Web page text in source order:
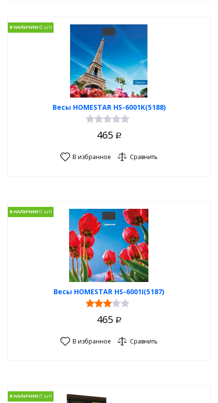
Весы HOMESTAR HS-6001K(5188)
В НАЛИЧИИ
465 Р
В избранное Сравнить
Весы HOMESTAR HS-6001I(5187)
В НАЛИЧИИ
465 Р
В избранное Сравнить
В НАЛИЧИИ